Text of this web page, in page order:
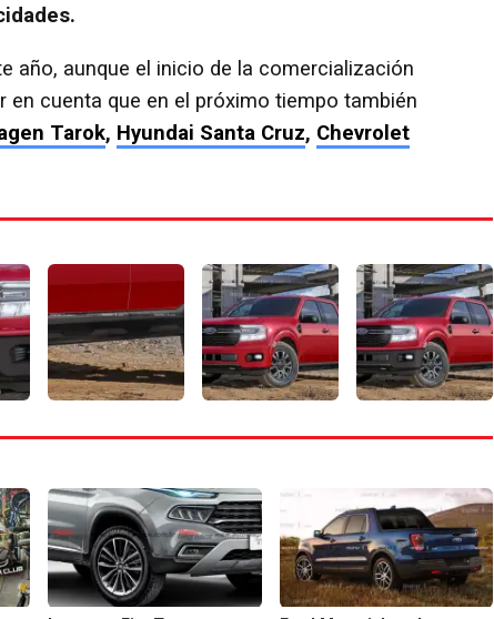
año, aunque el inicio de la comercialización
en cuenta que en el próximo tiempo también
Tarok, Hyundai Santa Cruz, Chevrolet